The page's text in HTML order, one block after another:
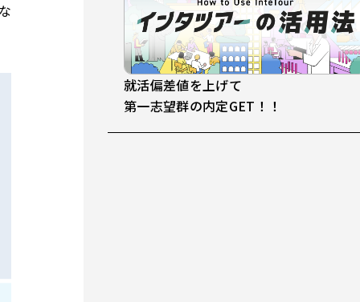
就活偏差値を上げて
第一志望群の内定GET！！